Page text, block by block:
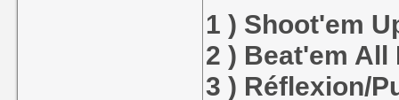
1 ) Shoot'em
2 ) Beat'em All
3 ) Réflexion/